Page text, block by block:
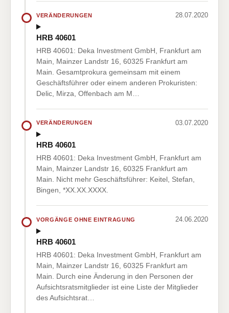
VERÄNDERUNGEN 28.07.2020
HRB 40601
HRB 40601: Deka Investment GmbH, Frankfurt am
Main, Mainzer Landstr 16, 60325 Frankfurt am
Main. Gesamtprokura gemeinsam mit einem
Geschäftsführer oder einem anderen Prokuristen:
Delic, Mirza, Offenbach am M…
VERÄNDERUNGEN 03.07.2020
HRB 40601
HRB 40601: Deka Investment GmbH, Frankfurt am
Main, Mainzer Landstr 16, 60325 Frankfurt am
Main. Nicht mehr Geschäftsführer: Keitel, Stefan,
Bingen, *XX.XX.XXXX.
VORGÄNGE OHNE EINTRAGUNG 24.06.2020
HRB 40601
HRB 40601: Deka Investment GmbH, Frankfurt am
Main, Mainzer Landstr 16, 60325 Frankfurt am
Main. Durch eine Änderung in den Personen der
Aufsichtsratsmitglieder ist eine Liste der Mitglieder
des Aufsichtsrat…